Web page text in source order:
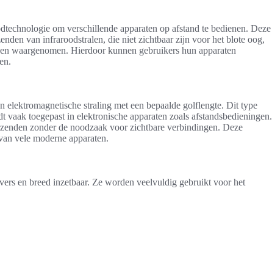
om verschillende apparaten op afstand te bedienen. Deze
van infraroodstralen, die niet zichtbaar zijn voor het blote oog,
waargenomen. Hierdoor kunnen gebruikers hun apparaten
straling met een bepaalde golflengte. Dit type
toegepast in elektronische apparaten zoals afstandsbedieningen.
zonder de noodzaak voor zichtbare verbindingen. Deze
vele moderne apparaten.
en breed inzetbaar. Ze worden veelvuldig gebruikt voor het